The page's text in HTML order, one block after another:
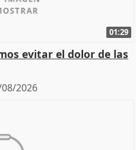
01:29
evitar el dolor de las
2026